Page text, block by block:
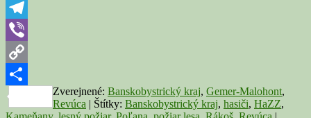
WhatsApp
Telegram
Viber
Copy
Link
Share
Zverejnené: Banskobystrický kraj, Gemer-Malohont,
Revúca | Štítky: Banskobystrický kraj, hasiči, HaZZ,